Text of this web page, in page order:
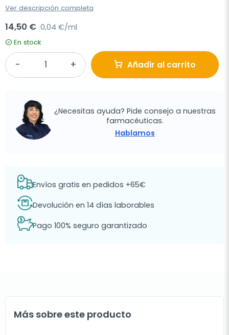
Ver descripción completa
14,50 € 0,04 €/ml
En stock
Añadir al carrito
¿Necesitas ayuda? Pide consejo a nuestras
farmacéuticas.
Hablamos
Envíos gratis en pedidos +65€
Devolución en 14 días laborables
Pago 100% seguro garantizado
Más sobre este producto